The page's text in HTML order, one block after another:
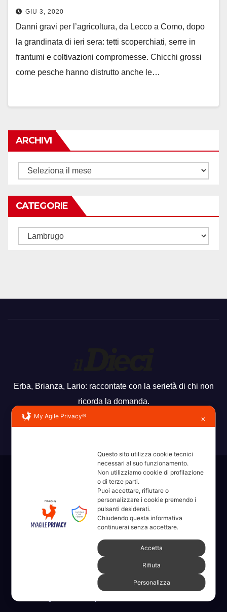
GIU 3, 2020
Danni gravi per l’agricoltura, da Lecco a Como, dopo
la grandinata di ieri sera: tetti scoperchiati, serre in
frantumi e coltivazioni compromesse. Chicchi grossi
come pesche hanno distrutto anche le…
ARCHIVI
Archivi
CATEGORIE
Categorie
Erba, Brianza, Lario: raccontate con la serietà di chi non
ricorda la domanda.
Sviluppato con orgoglio da WordPress| Tema: News Way di
Themeansar
Amministrative 2022 sdc Articoli Categorie
Homepage il dieci – Erba Legale
Pubblicità PVONFILMS StoryTelling
My Agile Privacy® ✕
Questo sito utilizza cookie tecnici
necessari al suo funzionamento.
Non utilizziamo cookie di profilazione
o di terze parti.
Puoi accettare, rifiutare o
personalizzare i cookie premendo i
pulsanti desiderati.
Chiudendo questa informativa
continuerai senza accettare.
Accetta
Rifiuta
Personalizza